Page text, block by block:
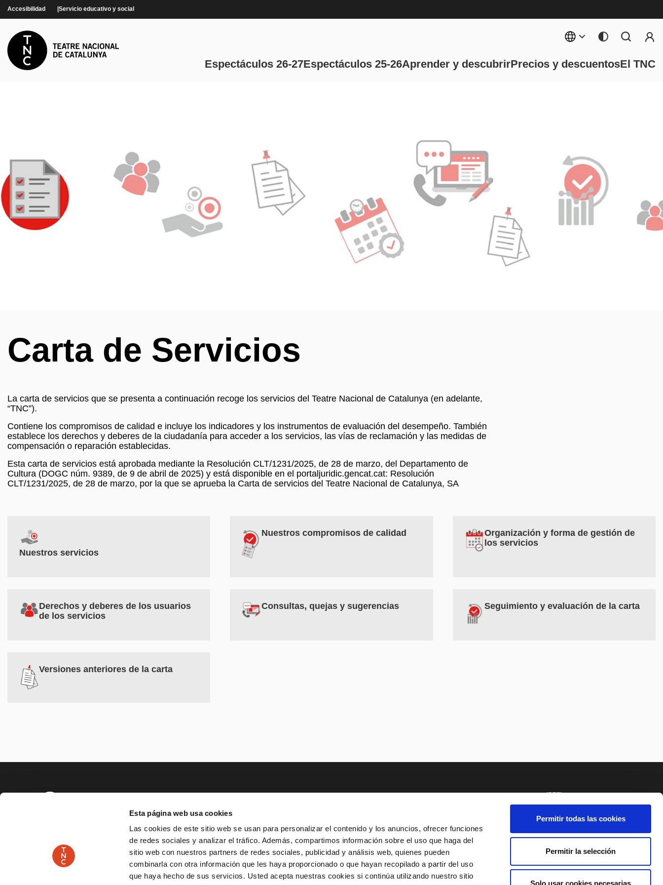
Esta página web usa cookies
Las cookies de este sitio web se usan para personalizar el contenido y los anuncios, ofrecer funciones
de redes sociales y analizar el tráfico. Además, compartimos información sobre el uso que haga del
sitio web con nuestros partners de redes sociales, publicidad y análisis web, quienes pueden
combinarla con otra información que les haya proporcionado o que hayan recopilado a partir del uso
que haya hecho de sus servicios. Usted acepta nuestras cookies si continúa utilizando nuestro sitio
Permitir todas las cookies
Permitir la selección
Solo usar cookies necesarias
Accesibilidad Servicio educativo y social
Navegación principal
Espectáculos 26-27Espectáculos 25-26Aprender y descubrirPrecios y descuentosEl TNC
Carta de Servicios
La carta de servicios que se presenta a continuación recoge los servicios del Teatre Nacional de Catalunya (en adelante,
“TNC”).
Contiene los compromisos de calidad e incluye los indicadores y los instrumentos de evaluación del desempeño. También
establece los derechos y deberes de la ciudadanía para acceder a los servicios, las vías de reclamación y las medidas de
compensación o reparación establecidas.
Esta carta de servicios está aprobada mediante la Resolución CLT/1231/2025, de 28 de marzo, del Departamento de
Cultura (DOGC núm. 9389, de 9 de abril de 2025) y está disponible en el portaljuridic.gencat.cat: Resolución
CLT/1231/2025, de 28 de marzo, por la que se aprueba la Carta de servicios del Teatre Nacional de Catalunya, SA
Nuestros servicios
Nuestros compromisos de calidad
Organización y forma de gestión de
los servicios
Derechos y deberes de los usuarios
de los servicios
Consultas, quejas y sugerencias Seguimiento y evaluación de la carta
Versiones anteriores de la carta
PAGE FOOTER
SERVICIO EDUCATIVO Y SOCIAL ACCESIBILIDAD SISTEMA INTERNO DE ALERTAS DEL TNC
PLAÇA DE LES ARTS, 1 08013 BARCELONA TEL. 933 065 700 INFO@TNC.CAT SUSCRÍBETE AL BOLETÍN